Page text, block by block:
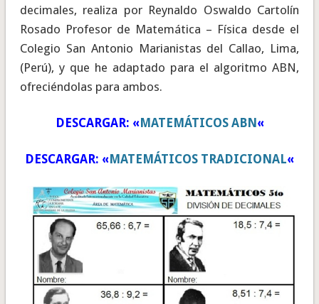
decimales, realiza por Reynaldo Oswaldo Cartolín
Rosado Profesor de Matemática – Física desde el
Colegio San Antonio Marianistas del Callao, Lima,
(Perú), y que he adaptado para el algoritmo ABN,
ofreciéndolas para ambos.
DESCARGAR: «MATEMÁTICOS ABN «
DESCARGAR: « MATEMÁTICOS TRADICIONAL«